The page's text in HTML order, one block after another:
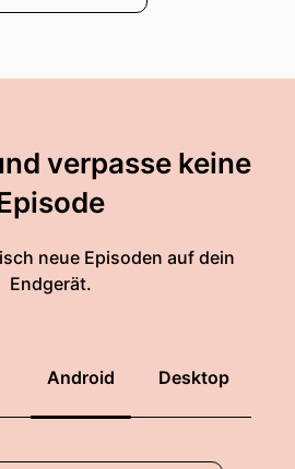
verpasse keine
neue Episoden auf dein
Endgerät.
Android Desktop